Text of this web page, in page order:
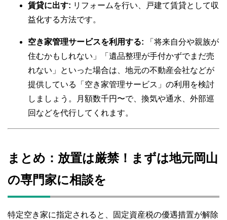
賃貸に出す: リフォームを行い、戸建て賃貸として収
益化する方法です。
空き家管理サービスを利用する: 「将来自分や親族が
住むかもしれない」「遺品整理が手付かずでまだ売
れない」といった場合は、地元の不動産会社などが
提供している「空き家管理サービス」の利用を検討
しましょう。月額数千円〜で、換気や通水、外部巡
回などを代行してくれます。
まとめ：放置は厳禁！まずは地元岡山
の専門家に相談を
特定空き家に指定されると、固定資産税の優遇措置が解除